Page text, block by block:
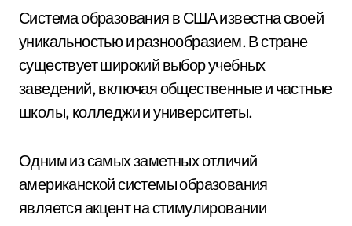
Система образования в США известна своей
уникальностью и разнообразием. В стране
существует широкий выбор учебных
заведений, включая общественные и частные
школы, колледжи и университеты.
Одним из самых заметных отличий
американской системы образования
является акцент на стимулировании